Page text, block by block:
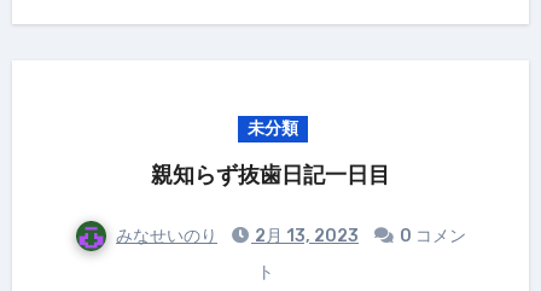
未分類
親知らず抜歯日記一日目
みなせいのり 2月 13, 2023
0 コメン
ト